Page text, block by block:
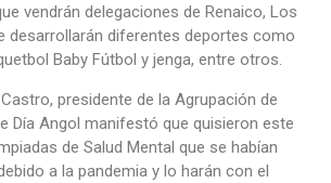
vendrán delegaciones de Renaico, Los
desarrollarán diferentes deportes como
Baby Fútbol y jenga, entre otros.
presidente de la Agrupación de
Día Angol manifestó que quisieron este
de Salud Mental que se habían
a la pandemia y lo harán con el